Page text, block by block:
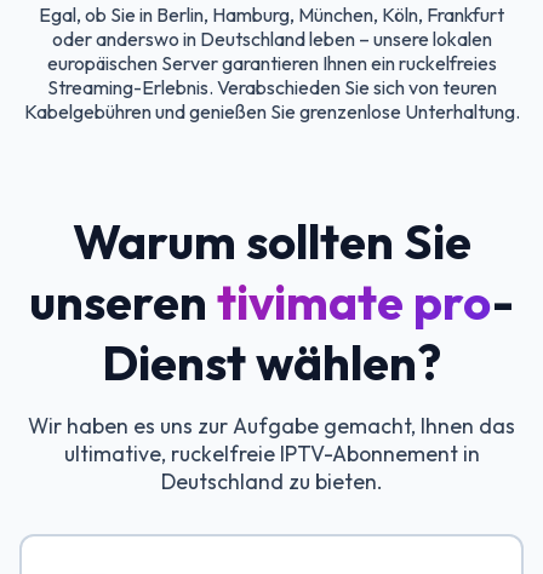
Egal, ob Sie in Berlin, Hamburg, München, Köln, Frankfurt
oder anderswo in Deutschland leben – unsere lokalen
europäischen Server garantieren Ihnen ein ruckelfreies
Streaming-Erlebnis. Verabschieden Sie sich von teuren
Kabelgebühren und genießen Sie grenzenlose Unterhaltung.
Warum sollten Sie
unseren tivimate pro-
Dienst wählen?
Wir haben es uns zur Aufgabe gemacht, Ihnen das
ultimative, ruckelfreie IPTV-Abonnement in
Deutschland zu bieten.